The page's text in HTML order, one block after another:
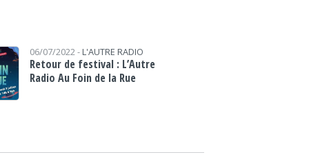
06/07/2022 - L'AUTRE RADIO
Retour de festival : L’Autre
Radio Au Foin de la Rue